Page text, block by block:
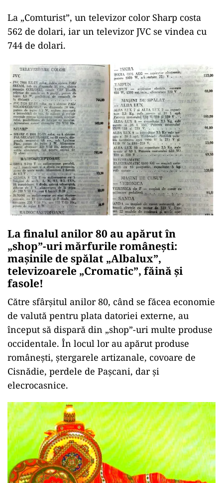
La „Comturist”, un televizor color Sharp costa
562 de dolari, iar un televizor JVC se vindea cu
744 de dolari.
La finalul anilor 80 au apărut în
„shop”-uri mărfurile românești:
mașinile de spălat „Albalux”,
televizoarele „Cromatic”, făină şi
fasole!
Către sfârșitul anilor 80, când se făcea economie
de valută pentru plata datoriei externe, au
început să dispară din „shop”-uri multe produse
occidentale. În locul lor au apărut produse
românești, ștergarele artizanale, covoare de
Cisnădie, perdele de Pașcani, dar și
elecrocasnice.